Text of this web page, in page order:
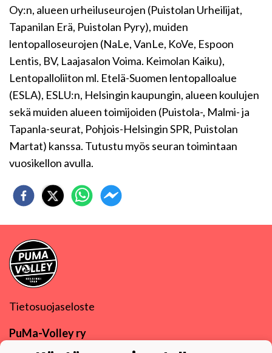
Oy:n, alueen urheiluseurojen (Puistolan Urheilijat,
Tapanilan Erä, Puistolan Pyry), muiden
lentopalloseurojen (NaLe, VanLe, KoVe, Espoon
Lentis, BV, Laajasalon Voima. Keimolan Kaiku),
Lentopalloliiton ml. Etelä-Suomen lentopalloalue
(ESLA), ESLU:n, Helsingin kaupungin, alueen koulujen
sekä muiden alueen toimijoiden (Puistola-, Malmi- ja
Tapanla-seurat, Pohjois-Helsingin SPR, Puistolan
Martat) kanssa. Tutustu myös seuran toimintaan
vuosikellon avulla.
Tietosuojaseloste
PuMa-Volley ry